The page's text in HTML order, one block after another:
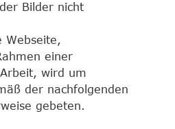
Bilder nicht
Webseite,
einer
wird um
der nachfolgenden
gebeten.